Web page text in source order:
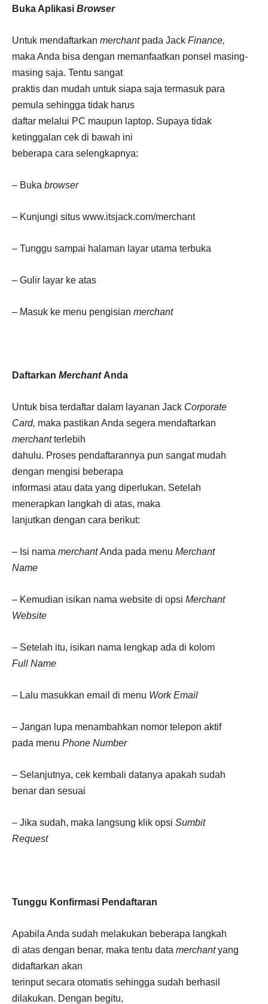
Buka Aplikasi Browser
Untuk mendaftarkan merchant pada Jack Finance,
maka Anda bisa dengan memanfaatkan ponsel masing-
masing saja. Tentu sangat
praktis dan mudah untuk siapa saja termasuk para
pemula sehingga tidak harus
daftar melalui PC maupun laptop. Supaya tidak
ketinggalan cek di bawah ini
beberapa cara selengkapnya:
– Buka browser
– Kunjungi situs www.itsjack.com/merchant
– Tunggu sampai halaman layar utama terbuka
– Gulir layar ke atas
– Masuk ke menu pengisian merchant
Daftarkan Merchant Anda
Untuk bisa terdaftar dalam layanan Jack Corporate
Card, maka pastikan Anda segera mendaftarkan
merchantterlebih
dahulu. Proses pendaftarannya pun sangat mudah
dengan mengisi beberapa
informasi atau data yang diperlukan. Setelah
menerapkan langkah di atas, maka
lanjutkan dengan cara berikut:
– Isi nama merchantAnda pada menu Merchant
Name
– Kemudian isikan nama website di opsi Merchant
Website
– Setelah itu, isikan nama lengkap ada di kolom
Full Name
– Lalu masukkan email di menu Work Email
– Jangan lupa menambahkan nomor telepon aktif
pada menu Phone Number
– Selanjutnya, cek kembali datanya apakah sudah
benar dan sesuai
– Jika sudah, maka langsung klik opsi Sumbit
Request
Tunggu Konfirmasi Pendaftaran
Apabila Anda sudah melakukan beberapa langkah
di atas dengan benar, maka tentu data merchantyang
didaftarkan akan
terinput secara otomatis sehingga sudah berhasil
dilakukan. Dengan begitu,